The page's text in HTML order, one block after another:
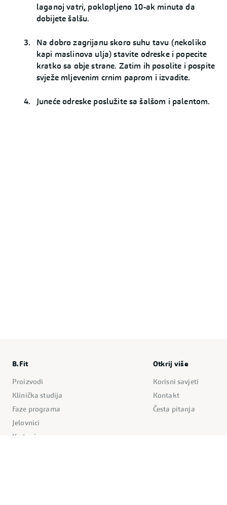
laganoj vatri, poklopljeno 10-ak minuta da
dobijete šalšu.
Na dobro zagrijanu skoro suhu tavu (nekoliko
kapi maslinova ulja) stavite odreske i popecite
kratko sa obje strane. Zatim ih posolite i pospite
svježe mljevenim crnim paprom i izvadite.
Juneće odreske poslužite sa šalšom i palentom.
B.Fit
Proizvodi
Klinička studija
Faze programa
Jelovnici
Kretanje
Otkrij više
Korisni savjeti
Kontakt
Česta pitanja